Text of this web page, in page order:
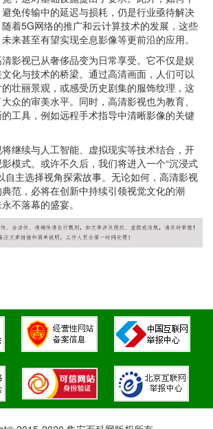
免传输中的延迟与损耗，仍是行业亟待解决
着5G网络的推广和云计算技术的发展，这些
来甚至有望实现全息影像等更前沿的应用。
影视已从奢侈品变为日常享受。它不仅是娱
化与技术的桥梁。通过高清画面，人们可以
壮丽景观，或感受历史剧集的服饰纹理，这
众的审美水平。同时，高清影视也为教育、
工具，例如远程手术指导中清晰影像的关键
继续与人工智能、虚拟现实等技术结合，开
模式。或许不久后，我们将进入一个“沉浸式
自主选择视角探索故事。无论如何，高清影视
范，必将在创新中持续引领视觉文化的潮
不落幕的盛宴。